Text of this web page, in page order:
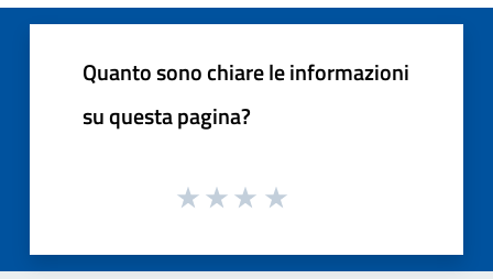
Quanto sono chiare le informazioni
su questa pagina?